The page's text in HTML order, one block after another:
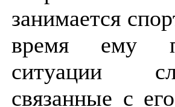
занимается
время ему
ситуации
связанные с